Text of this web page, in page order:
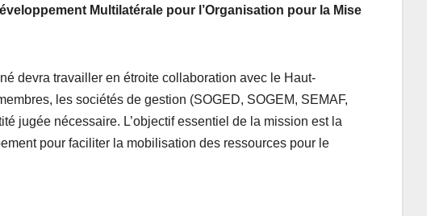
Multilatérale pour l’Organisation pour la Mise
devra travailler en étroite collaboration avec le Haut-
les sociétés de gestion (SOGED, SOGEM, SEMAF,
jugée nécessaire. L’objectif essentiel de la mission est la
pour faciliter la mobilisation des ressources pour le